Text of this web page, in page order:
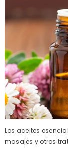
Los aceites
masajes y otros